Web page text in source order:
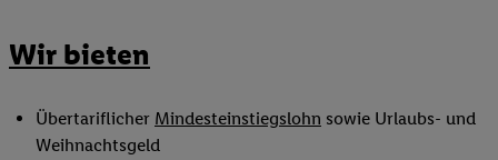
Wir bieten
Übertariflicher Mindesteinstiegslohn sowie Urlaubs- und
Weihnachtsgeld